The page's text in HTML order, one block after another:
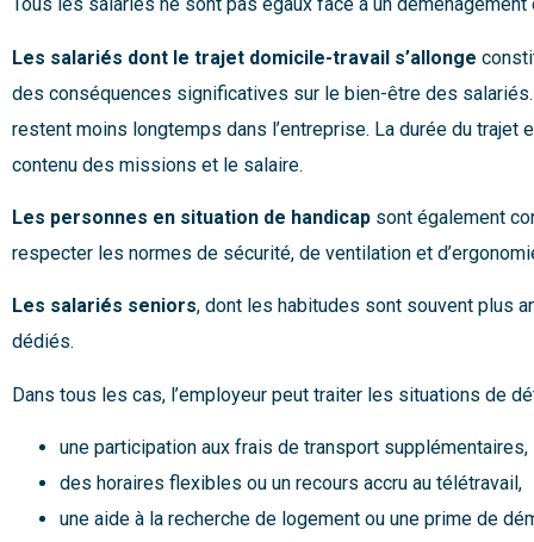
Les salariés dont le trajet domicile-travail s’allonge
des conséquences significatives sur le bien-être des
restent moins longtemps dans l’entreprise. La durée du trajet
contenu des missions et le salaire.
Les personnes en situation de handicap sont également
respecter les normes de sécurité, de ventilation et
Les salariés seniors, dont les habitudes sont souvent plus
dédiés.
Dans tous les cas, l’employeur peut traiter les situations de
une participation aux frais de transport supplémentaires,
des horaires flexibles ou un recours accru au télétravail,
une aide à la recherche de logement ou une prime de